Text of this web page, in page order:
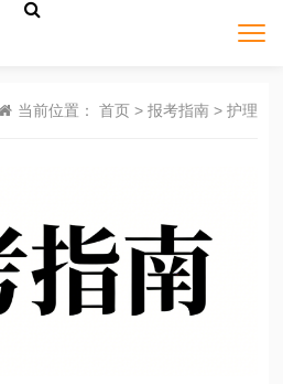
当前位置： 首页> 报考指南> 护理